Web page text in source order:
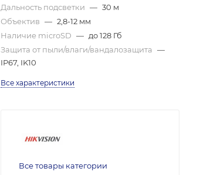
Дальность подсветки — 30 м
Объектив — 2,8-12 мм
Наличие microSD — до 128 Гб
Защита от пыли/влаги/вандалозащита —
IP67, IK10
Все характеристики
Все товары категории